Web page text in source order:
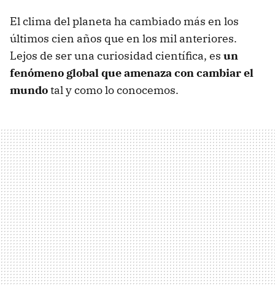
El clima del planeta ha cambiado más en los
últimos cien años que en los mil anteriores.
Lejos de ser una curiosidad científica, es un
fenómeno global que amenaza con cambiar el
mundotal y como lo conocemos.